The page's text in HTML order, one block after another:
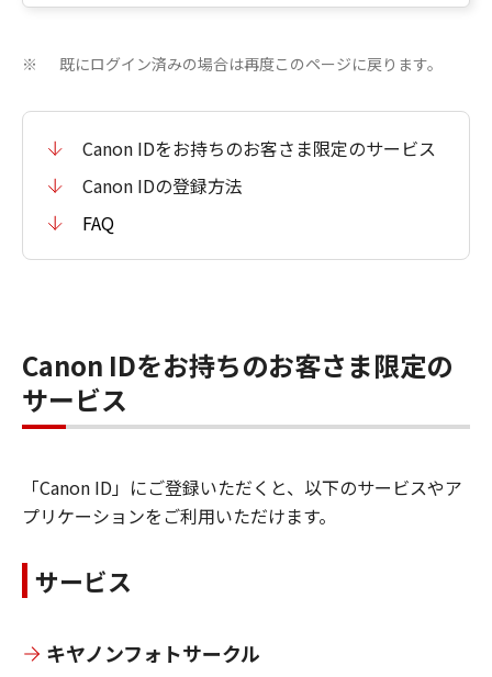
※ 既にログイン済みの場合は再度このページに戻ります。
Canon IDをお持ちのお客さま限定のサービス
Canon IDの登録方法
FAQ
Canon IDをお持ちのお客さま限定の
サービス
「Canon ID」にご登録いただくと、以下のサービスやア
プリケーションをご利用いただけます。
サービス
キヤノンフォトサークル